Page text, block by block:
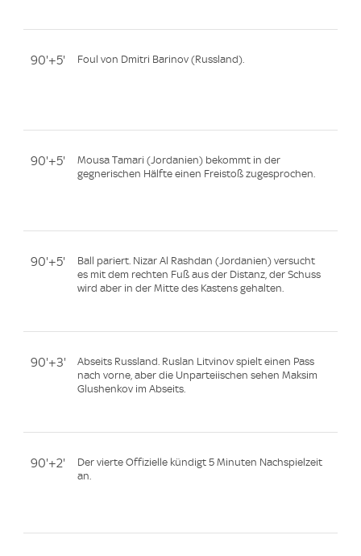
90'+5' Foul von Dmitri Barinov (Russland).
90'+5'
Mousa Tamari (Jordanien) bekommt in der
gegnerischen Hälfte einen Freistoß zugesprochen.
90'+5'
Ball pariert. Nizar Al Rashdan (Jordanien) versucht
es mit dem rechten Fuß aus der Distanz, der Schuss
wird aber in der Mitte des Kastens gehalten.
90'+3'
Abseits Russland. Ruslan Litvinov spielt einen Pass
nach vorne, aber die Unparteiischen sehen Maksim
Glushenkov im Abseits.
90'+2'
Der vierte Offizielle kündigt 5 Minuten Nachspielzeit
an.